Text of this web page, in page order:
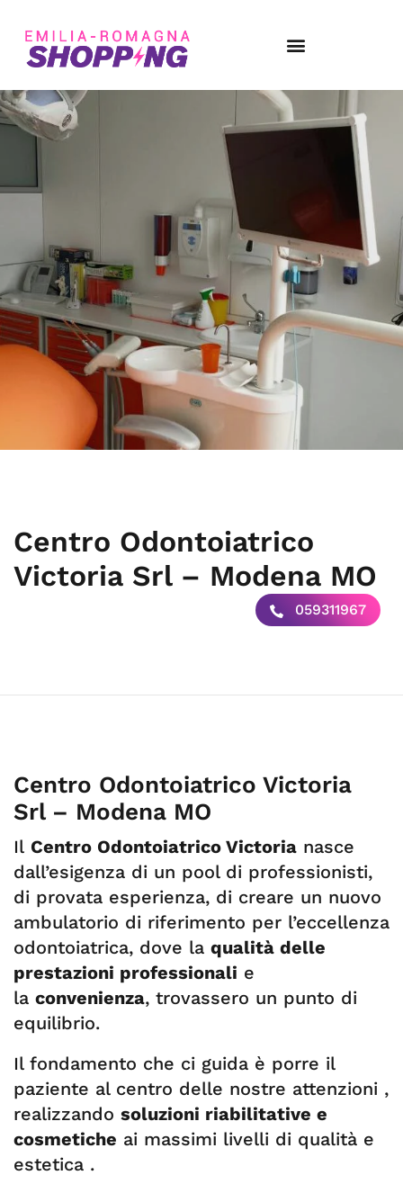
Centro Odontoiatrico
Victoria Srl – Modena MO
059311967
Centro Odontoiatrico Victoria
Srl – Modena MO
Il Centro Odontoiatrico Victoria nasce
dall’esigenza di un pool di professionisti,
di provata esperienza, di creare un nuovo
ambulatorio di riferimento per l’eccellenza
odontoiatrica, dove la qualità delle
prestazioni professionali e
la convenienza, trovassero un punto di
equilibrio.
Il fondamento che ci guida è porre il
paziente al centro delle nostre attenzioni ,
realizzando soluzioni riabilitative e
cosmetiche ai massimi livelli di qualità e
estetica .